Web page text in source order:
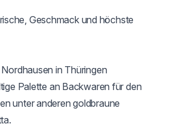
Geschmack und höchste
in Thüringen
Palette an Backwaren für den
unter anderen goldbraune